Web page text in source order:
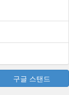
구글 스탠드